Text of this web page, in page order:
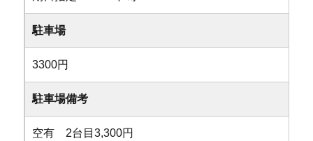
駐車場
3300円
駐車場備考
空有 2台目3,300円